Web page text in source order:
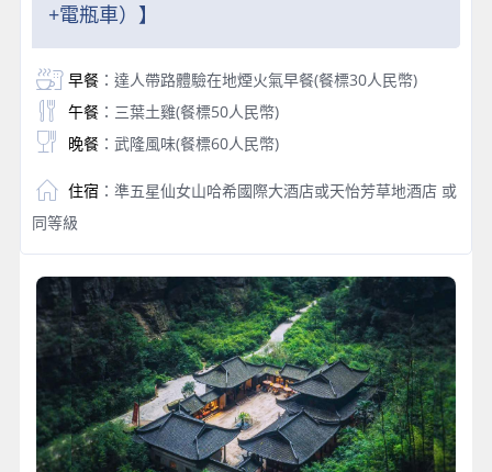
+電瓶車）】
早餐：達人帶路體驗在地煙火氣早餐(餐標30人民幣)
午餐：三葉土雞(餐標50人民幣)
晚餐：武隆風味(餐標60人民幣)
住宿 ：準五星仙女山哈希國際大酒店或天怡芳草地酒店 或
同等級